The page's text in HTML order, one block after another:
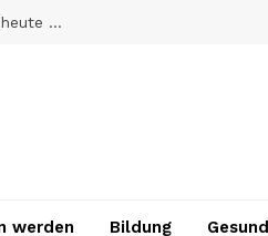
Ständig abgelenkt? Warum Kinder heute schwerer zur Ruhe finden
werden Bildung